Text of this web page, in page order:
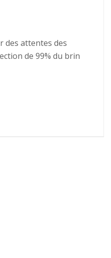
des attentes des
de 99% du brin